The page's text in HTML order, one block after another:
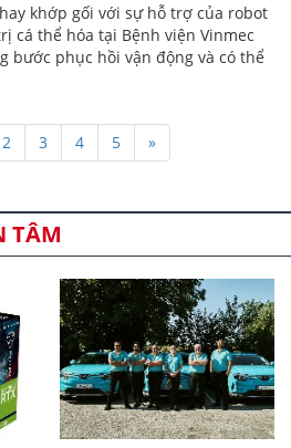
khớp gối với sự hỗ trợ của robot
cá thể hóa tại Bệnh viện Vinmec
bước phục hồi vận động và có thể
2 3 4 5 »
TÂM